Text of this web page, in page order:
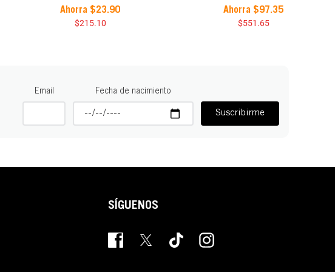
Ahorra $23.90
$215.10
Ahorra $97.35
$551 .65
Email Fecha de nacimiento
Suscribirme
SÍGUENOS